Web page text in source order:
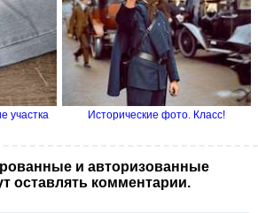
участка Исторические фото. Класс!
и авторизованные
оставлять комментарии.